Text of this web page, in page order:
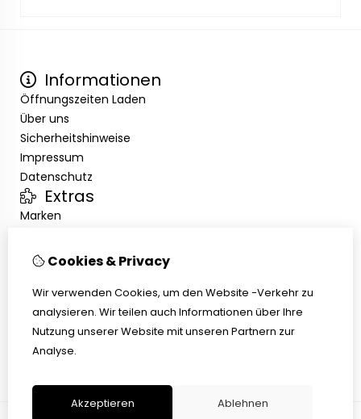
Informationen
Öffnungszeiten Laden
Über uns
Sicherheitshinweise
Impressum
Datenschutz
Extras
Marken
Kundenservice
Übersicht
Abholen
AGB
Widerrufsbelehrung
Cookies & Privacy
Wir verwenden Cookies, um den Website -Verkehr zu
analysieren. Wir teilen auch Informationen über Ihre
Nutzung unserer Website mit unseren Partnern zur
Analyse.
Akzeptieren Ablehnen